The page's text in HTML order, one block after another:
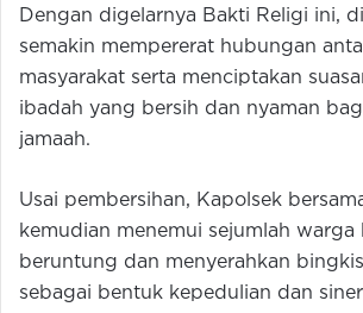
Dengan digelarnya Bakti Religi ini,
semakin mempererat hubungan
masyarakat serta menciptakan
ibadah yang bersih dan nyaman
jamaah.
Usai pembersihan, Kapolsek
kemudian menemui sejumlah warga
beruntung dan menyerahkan
sebagai bentuk kepedulian dan